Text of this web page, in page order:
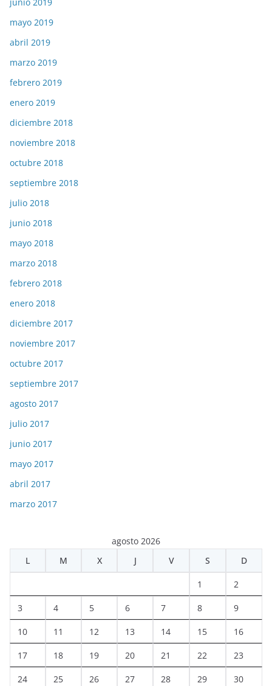
junio 2019
mayo 2019
abril 2019
marzo 2019
febrero 2019
enero 2019
diciembre 2018
noviembre 2018
octubre 2018
septiembre 2018
julio 2018
junio 2018
mayo 2018
marzo 2018
febrero 2018
enero 2018
diciembre 2017
noviembre 2017
octubre 2017
septiembre 2017
agosto 2017
julio 2017
junio 2017
mayo 2017
abril 2017
marzo 2017
agosto 2026
L
M X J V S D
1 2
3 4 5 6 7 8 9
10 11 12 13 14 15 16
17 18 19 20 21 22 23
24 25 26 27 28 29 30